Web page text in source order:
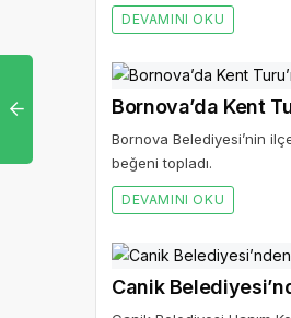
DEVAMINI OKU
Bornova’da Kent
Bornova Belediyesi’nin
beğeni topladı.
DEVAMINI OKU
Canik